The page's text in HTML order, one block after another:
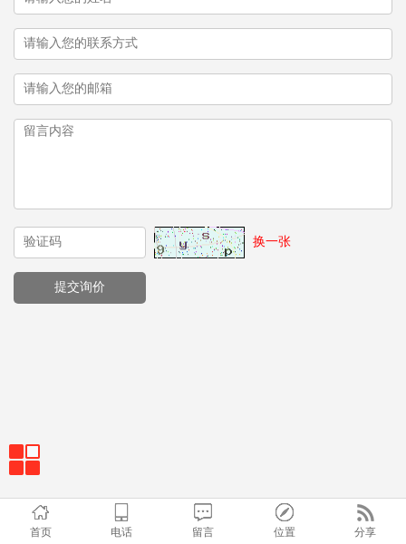
换一张
首页 电话 留言 位置 分享